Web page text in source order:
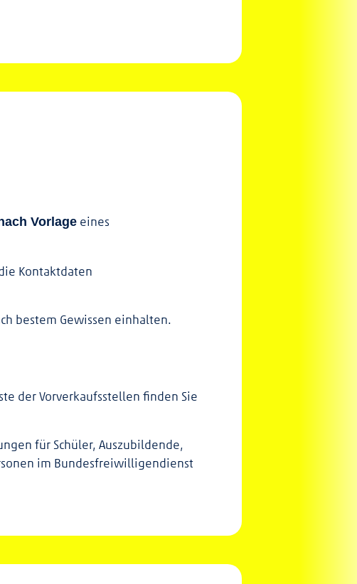
Vorlage eines
Kontaktdaten
bestem Gewissen einhalten.
der Vorverkaufsstellen finden Sie
für Schüler, Auszubildende,
im Bundesfreiwilligendienst